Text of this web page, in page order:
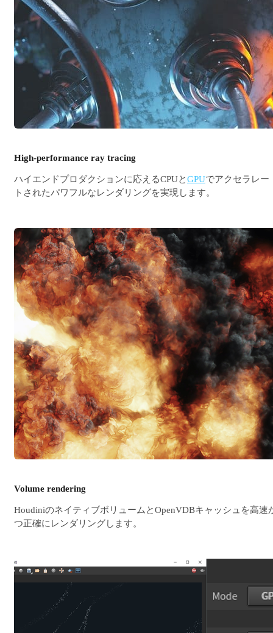
High-performance ray tracing
ハイエンドプロダクションに応えるCPUとGPUでアクセラレー
トされたパワフルなレンダリングを実現します。
Volume rendering
HoudiniのネイティブボリュームとOpenVDBキャッシュを高速
つ正確にレンダリングします。